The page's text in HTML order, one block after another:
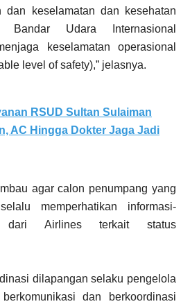
dan keselamatan dan kesehatan
Bandar Udara Internasional
keselamatan operasional
level of safety),” jelasnya.
RSUD Sultan Sulaiman
AC Hingga Dokter Jaga Jadi
agar calon penumpang yang
memperhatikan informasi-
dari Airlines terkait status
dilapangan selaku pengelola
dan berkoordinasi